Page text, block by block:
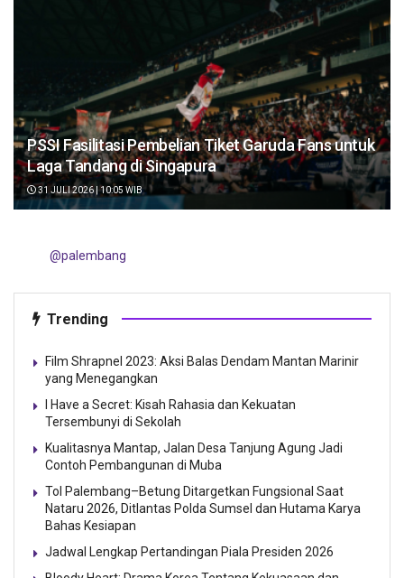
PSSI Fasilitasi Pembelian Tiket Garuda Fans untuk
Laga Tandang di Singapura
31 JULI 2026 | 10:05 WIB
@palembang
Trending
Film Shrapnel 2023: Aksi Balas Dendam Mantan Marinir
yang Menegangkan
I Have a Secret: Kisah Rahasia dan Kekuatan
Tersembunyi di Sekolah
Kualitasnya Mantap, Jalan Desa Tanjung Agung Jadi
Contoh Pembangunan di Muba
Tol Palembang–Betung Ditargetkan Fungsional Saat
Nataru 2026, Ditlantas Polda Sumsel dan Hutama Karya
Bahas Kesiapan
Jadwal Lengkap Pertandingan Piala Presiden 2026